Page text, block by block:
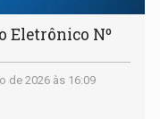
Eletrônico Nº
de 2026 às 16:09